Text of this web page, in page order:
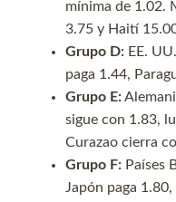
mínima de 1.02.
3.75 y Haití
Grupo D: EE.
paga 1.44,
Grupo E:
sigue con 1.83,
Curazao cierra
Grupo F: Países
Japón paga